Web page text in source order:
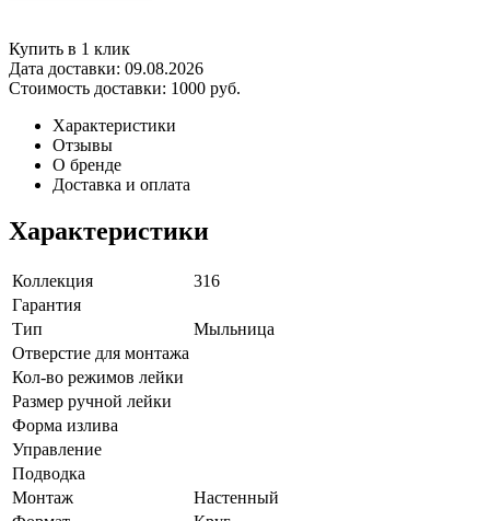
Купить в 1 клик
Дата доставки: 09.08.2026
Стоимость доставки: 1000 руб.
Характеристики
Отзывы
О бренде
Доставка и оплата
Характеристики
Коллекция
316
Гарантия
Тип
Мыльница
Отверстие для монтажа
Кол-во режимов лейки
Размер ручной лейки
Форма излива
Управление
Подводка
Монтаж
Настенный